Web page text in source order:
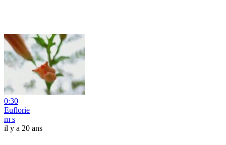
0:30
Euflorie
m s
il y a 20 ans